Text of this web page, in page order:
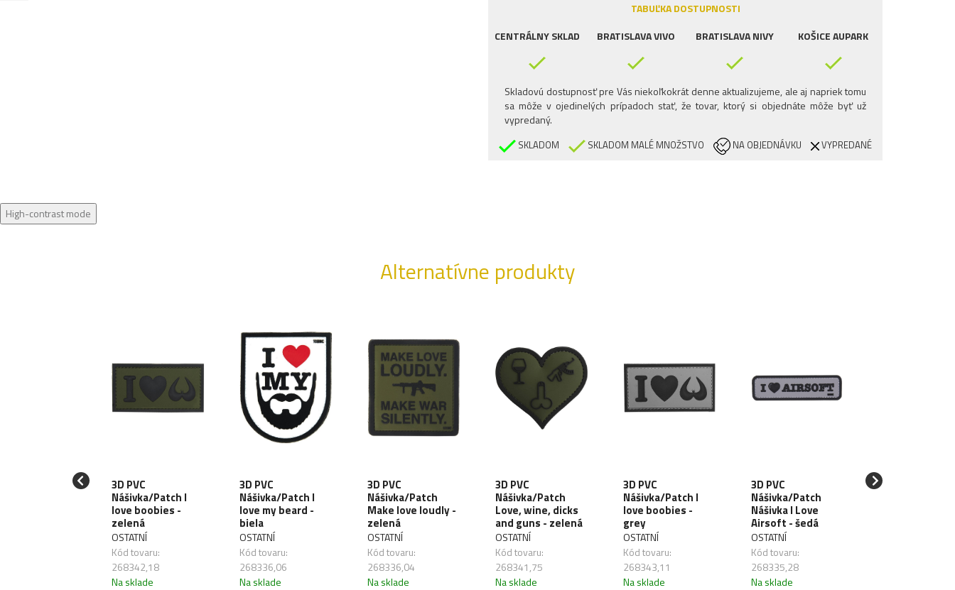
TABUĽKA DOSTUPNOSTI
CENTRÁLNY SKLAD
BRATISLAVA VIVO BRATISLAVA NIVY KOŠICE AUPARK
Skladovú dostupnosť pre Vás niekoľkokrát denne aktualizujeme, ale aj napriek tomu
sa môže v ojedinelých prípadoch stať, že tovar, ktorý si objednáte môže byť už
vypredaný.
SKLADOM SKLADOM MALÉ MNOŽSTVO NA OBJEDNÁVKU VYPREDANÉ
High-contrast mode
Alternatívne produkty
3D PVC
Nášivka/Patch I
love boobies -
zelená
OSTATNÍ
Kód tovaru:
268342,18
Na sklade
3D PVC
Nášivka/Patch I
love my beard -
biela
OSTATNÍ
Kód tovaru:
268336,06
Na sklade
3D PVC
Nášivka/Patch
Make love loudly -
zelená
OSTATNÍ
Kód tovaru:
268336,04
Na sklade
3D PVC
Nášivka/Patch
Love, wine, dicks
and guns - zelená
OSTATNÍ
Kód tovaru:
268341,75
Na sklade
3D PVC
Nášivka/Patch I
love boobies -
grey
OSTATNÍ
Kód tovaru:
268343,11
Na sklade
3D PVC
Nášivka/Patch
Nášivka I Love
Airsoft - šedá
OSTATNÍ
Kód tovaru:
268335,28
Na sklade
3D PVC